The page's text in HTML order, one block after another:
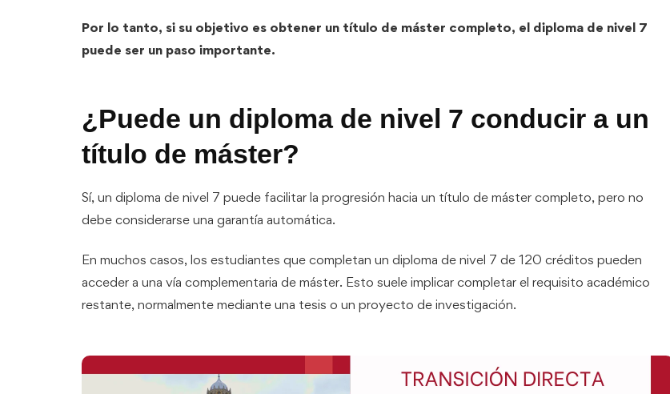
Por lo tanto, si su objetivo es obtener un título de máster completo, el diploma de nivel 7
puede ser un paso importante.
¿Puede un diploma de nivel 7 conducir a un
título de máster?
Sí, un diploma de nivel 7 puede facilitar la progresión hacia un título de máster completo, pero no
debe considerarse una garantía automática.
En muchos casos, los estudiantes que completan un diploma de nivel 7 de 120 créditos pueden
acceder a una vía complementaria de máster. Esto suele implicar completar el requisito académico
restante, normalmente mediante una tesis o un proyecto de investigación.